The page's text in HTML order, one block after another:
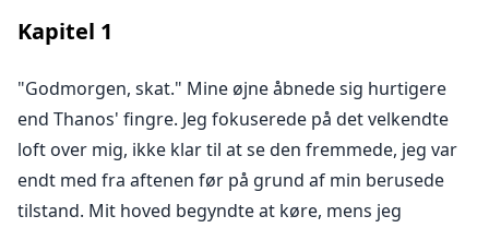
femårige barn? Eller vil hun blive distraheret og intenst
Kapitel 1
"Godmorgen, skat." Mine øjne åbnede sig hurtigere
end Thanos' fingre. Jeg fokuserede på det velkendte
loft over mig, ikke klar til at se den fremmede, jeg var
endt med fra aftenen før på grund af min berusede
tilstand. Mit hoved begyndte at køre, mens jeg